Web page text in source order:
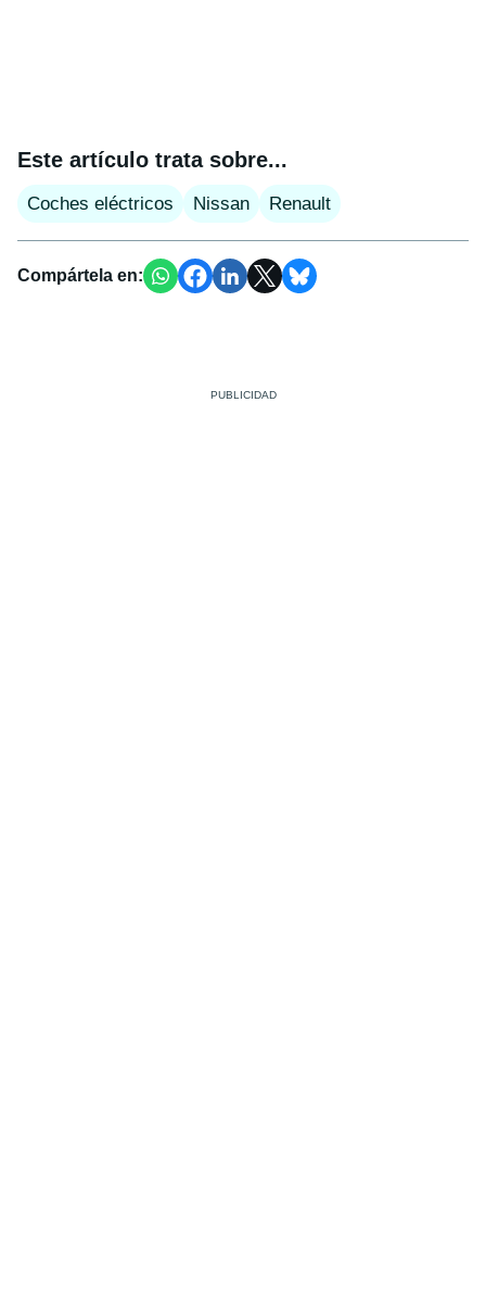
Este artículo trata sobre...
Coches eléctricos Nissan Renault
Compártela en: